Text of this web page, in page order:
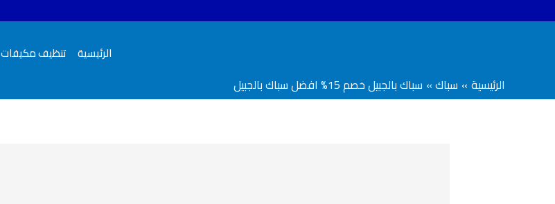
الرئيسية تنظيف مكيفات
الرئيسية سباك سباك بالجبيل خصم 15% افضل سباك بالجبيل